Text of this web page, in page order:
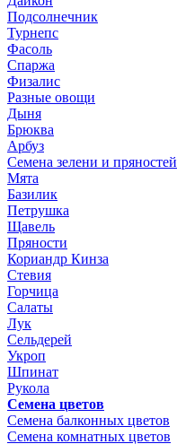
Подсолнечник
Турнепс
Фасоль
Спаржа
Физалис
Разные овощи
Дыня
Брюква
Арбуз
Семена зелени и пряностей
Мята
Базилик
Петрушка
Щавель
Пряности
Кориандр Кинза
Стевия
Горчица
Салаты
Лук
Сельдерей
Укроп
Шпинат
Рукола
Семена цветов
Семена балконных цветов
Семена комнатных цветов